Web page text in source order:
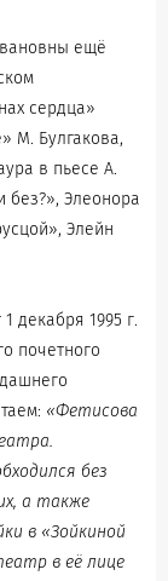
ещё
сердца»
М. Булгакова,
в пьесе А.
Элеонора
Элейн
декабря 1995 г.
почетного
«Фетисова
без
а также
в «Зойкиной
в её лице